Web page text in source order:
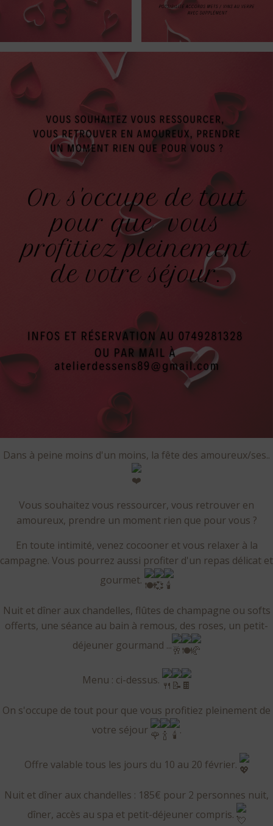
Dans à peine moins d'un moins, la fête des amoureux/ses..
Vous souhaitez vous ressourcer, vous retrouver en
amoureux, prendre un moment rien que pour vous ?
En toute intimité, venez cocooner et vous relaxer à la
campagne. Vous pourrez aussi profiter d'un repas délicat et
gourmet.
Nuit et dîner aux chandelles, flûtes de champagne ou softs
offerts, une séance au bain à remous, des roses, un petit-
déjeuner gourmand ...
Menu : ci-dessus.
On s'occupe de tout pour que vous profitiez pleinement de
votre séjour
.
Offre valable tous les jours du 10 au 20 février.
Nuit et dîner aux chandelles : 185€ pour 2 personnes nuit,
dîner, accès au spa et petit-déjeuner compris.